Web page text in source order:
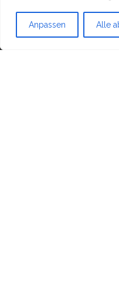
Anpassen Alle
Mit Stolz präsentiert